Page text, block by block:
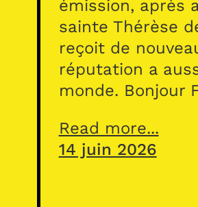
émission, après
sainte Thérèse
reçoit de
réputation a
monde. Bonjour
Read more...
14 juin 2026